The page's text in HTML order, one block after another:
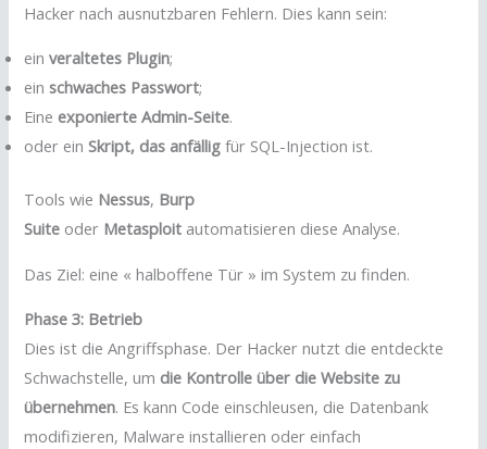
Hacker nach ausnutzbaren Fehlern. Dies kann sein:
einveraltetes Plugin;
einschwaches Passwort;
Eine exponierte Admin-Seite.
oder einSkript, das anfällig für SQL-Injection ist.
Tools wie Nessus, Burp
Suite oder Metasploit automatisieren diese Analyse.
Das Ziel: eine « halboffene Tür » im System zu finden.
Phase 3: Betrieb
Dies ist die Angriffsphase. Der Hacker nutzt die entdeckte
Schwachstelle, um die Kontrolle über die Website zu
übernehmen. Es kann Code einschleusen, die Datenbank
modifizieren, Malware installieren oder einfach